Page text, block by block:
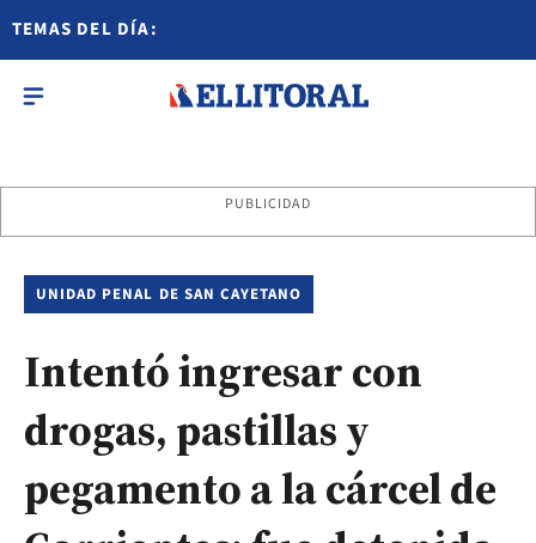
TEMAS DEL DÍA:
PUBLICIDAD
UNIDAD PENAL DE SAN CAYETANO
Intentó ingresar con
drogas, pastillas y
pegamento a la cárcel de